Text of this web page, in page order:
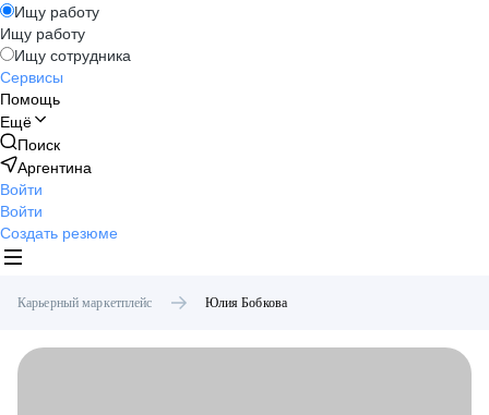
Ищу работу
Ищу работу
Ищу сотрудника
Сервисы
Помощь
Ещё
Поиск
Аргентина
Войти
Войти
Создать резюме
Карьерный маркетплейс Юлия Бобкова